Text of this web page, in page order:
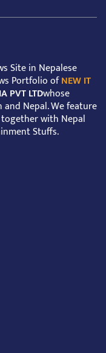
Site in Nepalese
Portfolio ofNEW IT
PVT LTDwhose
and Nepal. We feature
with Nepal
Stuffs.